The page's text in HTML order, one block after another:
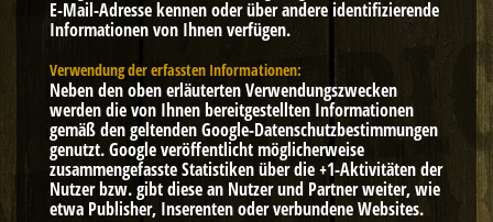
E-Mail-Adresse kennen oder über andere identifizierende
Informationen von Ihnen verfügen.
Verwendung der erfassten Informationen:
Neben den oben erläuterten Verwendungszwecken
werden die von Ihnen bereitgestellten Informationen
gemäß den geltenden Google-Datenschutzbestimmungen
genutzt. Google veröffentlicht möglicherweise
zusammengefasste Statistiken über die +1-Aktivitäten der
Nutzer bzw. gibt diese an Nutzer und Partner weiter, wie
etwa Publisher, Inserenten oder verbundene Websites.